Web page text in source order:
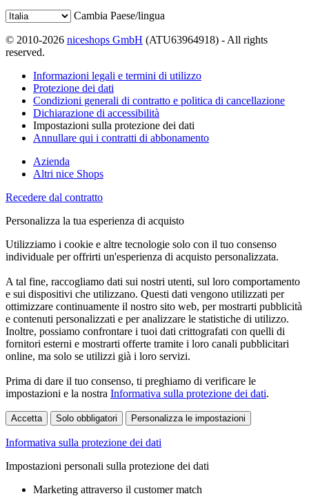
Cambia Paese/lingua
© 2010-2026 niceshops GmbH (ATU63964918) - All rights
reserved.
Informazioni legali e termini di utilizzo
Protezione dei dati
Condizioni generali di contratto e politica di cancellazione
Dichiarazione di accessibilità
Impostazioni sulla protezione dei dati
Annullare qui i contratti di abbonamento
Azienda
Altri nice Shops
Recedere dal contratto
Personalizza la tua esperienza di acquisto
Utilizziamo i cookie e altre tecnologie solo con il tuo consenso
individuale per offrirti un'esperienza di acquisto personalizzata.
A tal fine, raccogliamo dati sui nostri utenti, sul loro comportamento
e sui dispositivi che utilizzano. Questi dati vengono utilizzati per
ottimizzare continuamente il nostro sito web, per mostrarti pubblicità
e contenuti personalizzati e per analizzare le statistiche di utilizzo.
Inoltre, possiamo confrontare i tuoi dati crittografati con quelli di
fornitori esterni e mostrarti offerte tramite i loro canali pubblicitari
online, ma solo se utilizzi già i loro servizi.
Prima di dare il tuo consenso, ti preghiamo di verificare le
impostazioni e la nostra Informativa sulla protezione dei dati.
Accetta Solo obbligatori Personalizza le impostazioni
Informativa sulla protezione dei dati
Impostazioni personali sulla protezione dei dati
Marketing attraverso il customer match